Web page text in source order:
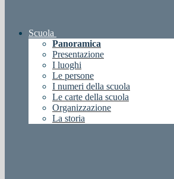
Scuola
Panoramica
Presentazione
I luoghi
Le persone
I numeri della scuola
Le carte della scuola
Organizzazione
La storia